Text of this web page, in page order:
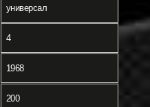
универсал
4
1968
200